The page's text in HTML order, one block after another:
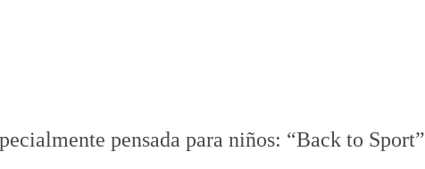
pensada para niños: “Back to Sport”